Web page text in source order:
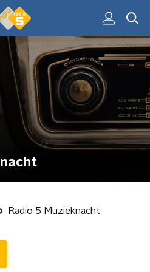
Radio 5 Muzieknacht